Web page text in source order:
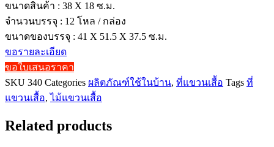
ขนาดสินค้า : 38 X 18 ซ.ม.
จำนวนบรรจุ : 12 โหล / กล่อง
ขนาดของบรรจุ : 41 X 51.5 X 37.5 ซ.ม.
ขอรายละเอียด
ขอใบเสนอราคา
SKU 340 Categories ผลิตภัณฑ์ใช้ในบ้าน, ที่แขวนเสื้อ Tags ที่
แขวนเสื้อ,ไม้แขวนเสื้อ
Related products